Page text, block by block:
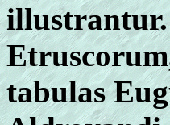
illustrantur.
tabulas